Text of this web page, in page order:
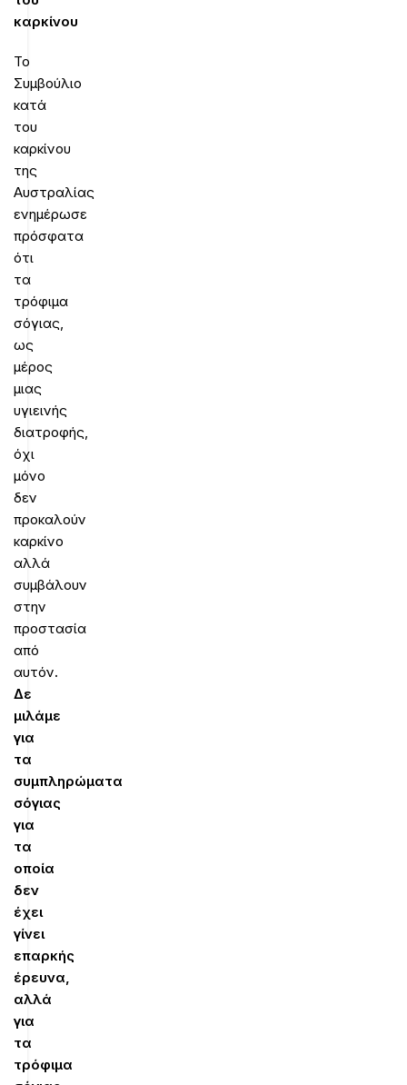
καρκίνου
Το
Συμβούλιο
κατά
του
καρκίνου
της
Αυστραλίας
ενημέρωσε
πρόσφατα
ότι
τα
τρόφιμα
σόγιας,
ως
μέρος
μιας
υγιεινής
διατροφής,
όχι
μόνο
δεν
προκαλούν
καρκίνο
αλλά
συμβάλουν
στην
προστασία
από
αυτόν.
Δε
μιλάμε
για
τα
συμπληρώματα
σόγιας
για
τα
οποία
δεν
έχει
γίνει
επαρκής
έρευνα,
αλλά
για
τα
τρόφιμα